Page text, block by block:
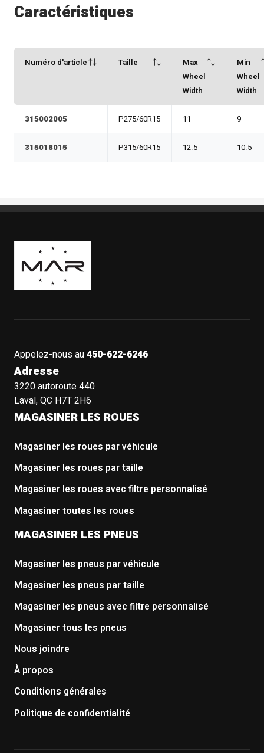
Caractéristiques
Numéro d'article Taille
Max
Wheel
Width
Min
Wheel
Width
315002005 P275/60R15 11 9
315018015 P315/60R15 12.5 10.5
Boutique Mags à Rabais
Appelez-nous au450-622-6246
Adresse
3220 autoroute 440
Laval, QC H7T 2H6
MAGASINER LES ROUES
Magasiner les roues par véhicule
Magasiner les roues par taille
Magasiner les roues avec filtre personnalisé
Magasiner toutes les roues
MAGASINER LES PNEUS
Magasiner les pneus par véhicule
Magasiner les pneus par taille
Magasiner les pneus avec filtre personnalisé
Magasiner tous les pneus
Nous joindre
À propos
Conditions générales
Politique de confidentialité